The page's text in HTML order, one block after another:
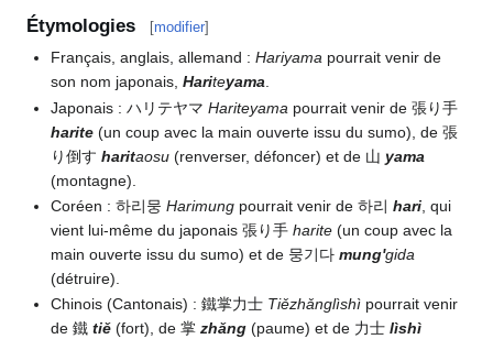
Étymologies [modifier]
Français, anglais, allemand :Hariyama pourrait venir de
son nom japonais,Hariteyama
Japonais : ハリテヤマHariteyama pourrait venir de 張り手
harite (un coup avec la main ouverte issu du sumo), de 張
り倒すharitaosu (renverser, défoncer) et de 山 yama
(montagne).
Coréen : 하리뭉Harimung pourrait venir de 하리hari , qui
vient lui-même du japonais 張り手harite (un coup avec la
main ouverte issu du sumo) et de 뭉기다mung'gida
(détruire).
Chinois (Cantonais) : 鐵掌力士 Tiězhǎnglìshì pourrait venir
de 鐵tiě (fort), de 掌zhǎng (paume) et de 力士lìshì